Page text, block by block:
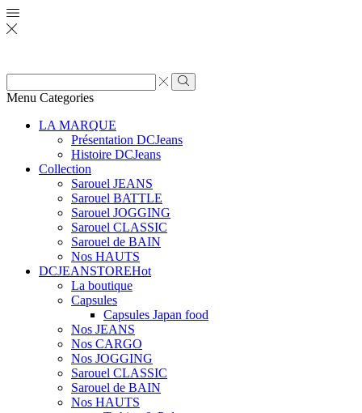
Zone
de
Rechercher
Menu Categories
LA MARQUE
Présentation DCJeans
Histoire DCJeans
Collection
Sarouel JEANS
Sarouel BATTLE
Sarouel JOGGING
Sarouel CLASSIC
Sarouel de BAIN
Nos HAUTS
DCJEANSTOREHot
La boutique
Capsules
Capsules Japan food
Nos JEANS
Nos CARGO
Nos JOGGING
Sarouel CLASSIC
Sarouel de BAIN
Nos HAUTS